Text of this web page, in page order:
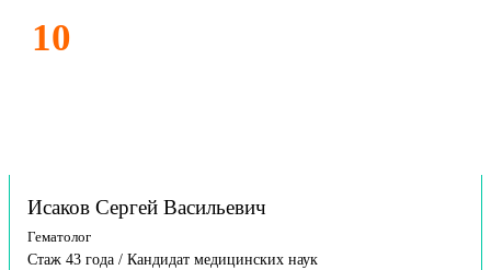
10
Исаков Сергей Васильевич
Гематолог
Стаж 43 года / Кандидат медицинских наук